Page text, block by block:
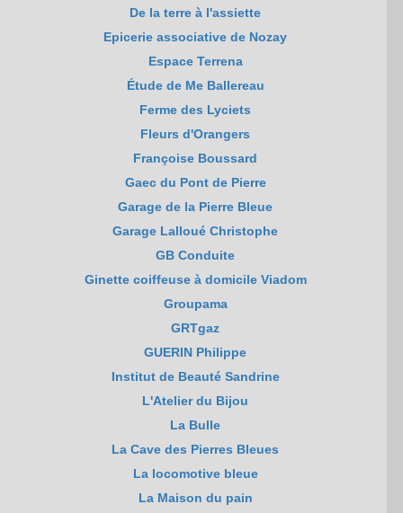
De la terre à l'assiette
Epicerie associative de Nozay
Espace Terrena
Étude de Me Ballereau
Ferme des Lyciets
Fleurs d'Orangers
Françoise Boussard
Gaec du Pont de Pierre
Garage de la Pierre Bleue
Garage Lalloué Christophe
GB Conduite
Ginette coiffeuse à domicile Viadom
Groupama
GRTgaz
GUERIN Philippe
Institut de Beauté Sandrine
L'Atelier du Bijou
La Bulle
La Cave des Pierres Bleues
La locomotive bleue
La Maison du pain